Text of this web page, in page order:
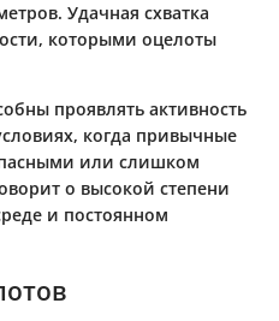
Удачная схватка
которыми оцелоты
проявлять активность
когда привычные
или слишком
о высокой степени
и постоянном